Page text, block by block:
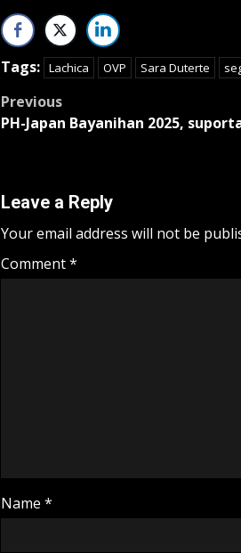
Tags: Lachica OVP Sara Duterte
Post
navigation
Previous
PH-Japan Bayanihan 2025,
Leave a Reply
Your email address will not be
Comment*
Name *